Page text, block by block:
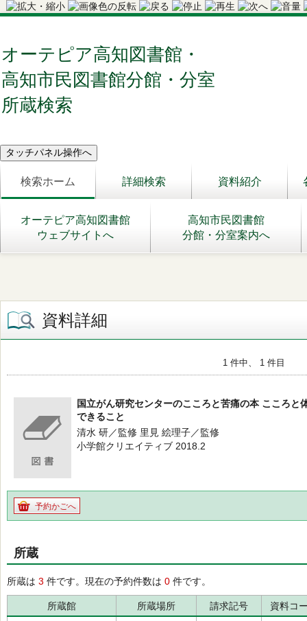
オーテピア高知図書館・
高知市民図書館分館・分室
所蔵検索
検索ホーム 詳細検索 資料紹介
オーテピア高知図書館
ウェブサイトへ
高知市民図書館
分館・分室案内へ
資料詳細
1 件中、 1 件目
国立がん研究センターのこころと苦痛の本 こころと
できること
清水 研／監修 里見 絵理子／監修
小学館クリエイティブ 2018.2
予約かごへ
所蔵
所蔵は 3 件です。現在の予約件数は 0 件です。
所蔵館 所蔵場所 請求記号 資料コ